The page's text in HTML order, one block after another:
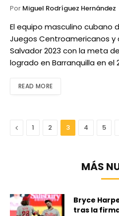
Por Miguel Rodríguez Hernández
El equipo masculino cubano
Juegos Centroamericanos y
Salvador 2023 con la meta
logrado en Barranquilla en el
READ MORE
Anterior
1 2 3 4 5
MÁS
Bryce
tras la